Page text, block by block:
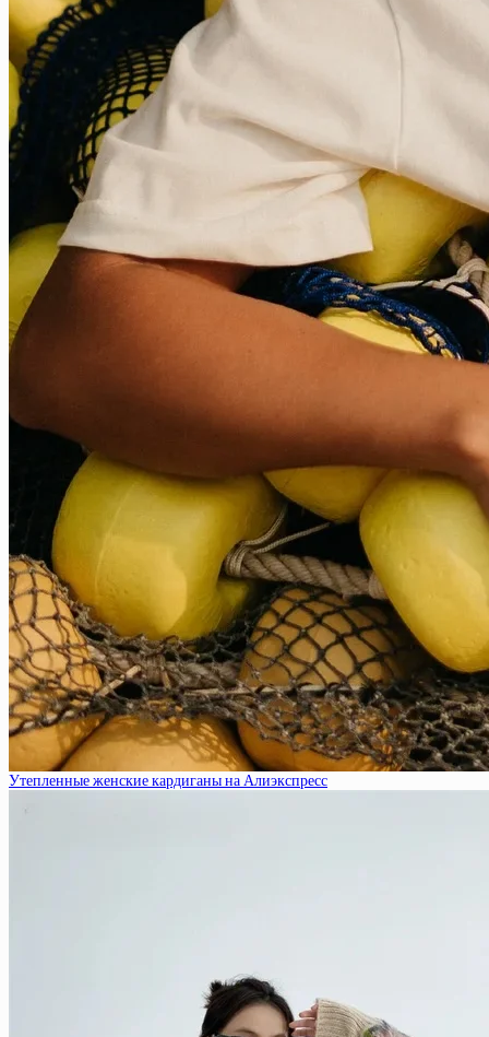
Утепленные женские кардиганы на Алиэкспресс